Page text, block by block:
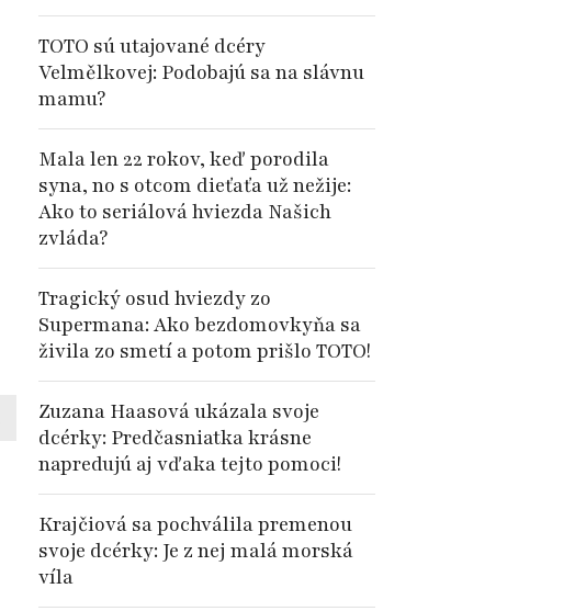
TOTO sú utajované dcéry
Velmělkovej: Podobajú sa na slávnu
mamu?
Mala len 22 rokov, keď porodila
syna, no s otcom dieťaťa už nežije:
Ako to seriálová hviezda Našich
zvláda?
Tragický osud hviezdy zo
Supermana: Ako bezdomovkyňa sa
živila zo smetí a potom prišlo TOTO!
Zuzana Haasová ukázala svoje
dcérky: Predčasniatka krásne
napredujú aj vďaka tejto pomoci!
Krajčiová sa pochválila premenou
svoje dcérky: Je z nej malá morská
víla